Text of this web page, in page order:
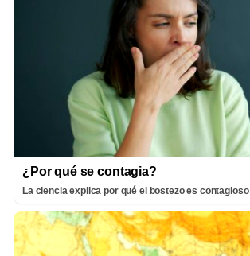
¿Por qué se contagia?
La ciencia explica por qué el bostezo es contagioso